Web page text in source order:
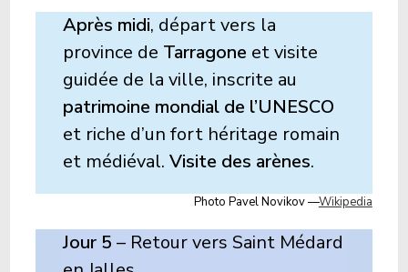
Après midi, départ vers la
province de Tarragone et visite
guidée de la ville, inscrite au
patrimoine mondial de l’UNESCO
et riche d’un fort héritage romain
et médiéval. Visite des arènes.
Photo Pavel Novikov —Wikipedia
Jour 5 – Retour vers Saint Médard